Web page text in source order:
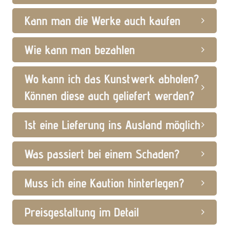
Kann man die Werke auch kaufen
Wie kann man bezahlen
Wo kann ich das Kunstwerk abholen?
Können diese auch geliefert werden?
Ist eine Lieferung ins Ausland möglich
Was passiert bei einem Schaden?
Muss ich eine Kaution hinterlegen?
Preisgestaltung im Detail